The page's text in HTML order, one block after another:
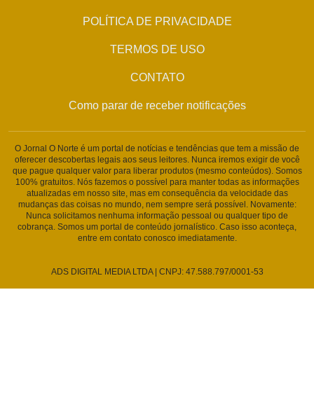
POLÍTICA DE PRIVACIDADE
TERMOS DE USO
CONTATO
Como parar de receber notificações
O Jornal O Norte é um portal de notícias e tendências que tem a missão de
oferecer descobertas legais aos seus leitores. Nunca iremos exigir de você
que pague qualquer valor para liberar produtos (mesmo conteúdos). Somos
100% gratuitos. Nós fazemos o possível para manter todas as informações
atualizadas em nosso site, mas em consequência da velocidade das
mudanças das coisas no mundo, nem sempre será possível. Novamente:
Nunca solicitamos nenhuma informação pessoal ou qualquer tipo de
cobrança. Somos um portal de conteúdo jornalístico. Caso isso aconteça,
entre em contato conosco imediatamente.
ADS DIGITAL MEDIA LTDA | CNPJ: 47.588.797/0001-53